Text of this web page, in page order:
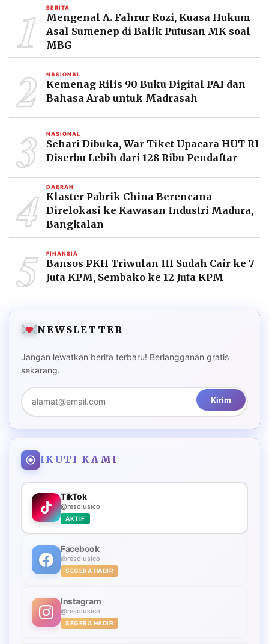
1 BERITA
Mengenal A. Fahrur Rozi, Kuasa Hukum
Asal Sumenep di Balik Putusan MK soal
MBG
2 NASIONAL
Kemenag Rilis 90 Buku Digital PAI dan
Bahasa Arab untuk Madrasah
3 NASIONAL
Sehari Dibuka, War Tiket Upacara HUT RI
Diserbu Lebih dari 128 Ribu Pendaftar
4 DAERAH
Klaster Pabrik China Berencana
Direlokasi ke Kawasan Industri Madura,
Bangkalan
5 FINANSIA
Bansos PKH Triwulan III Sudah Cair ke 7
Juta KPM, Sembako ke 12 Juta KPM
NEWSLETTER
Jangan lewatkan berita terbaru! Berlangganan gratis
sekarang.
Kirim
IKUTI KAMI
TikTok
@resolusico
AKTIF
Facebook
@resolusico
SEGERA HADIR
Instagram
@resolusico
SEGERA HADIR